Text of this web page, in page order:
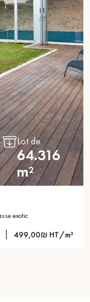
Lot de
64.316
m²
exotic
499,00₪ HT/m²